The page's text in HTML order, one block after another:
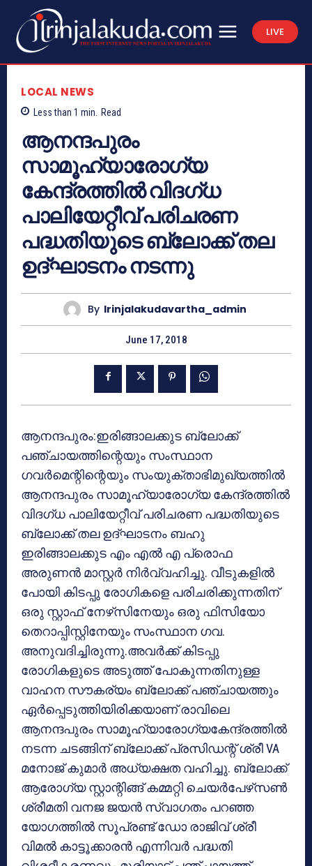
LIVE
LOCAL NEWS
Less than 1 min. Read
ആനന്ദപുരം
സാമൂഹ്യാരോഗ്യ
കേന്ദ്രത്തില്‍ വിദഗ്ധ
പാലിയേറ്റീവ് പരിചരണ
പദ്ധതിയുടെ ബ്ലോക്ക് തല
ഉദ്ഘാടനം നടന്നു
By Irinjalakudavartha_admin
June 17, 2018
ആനന്ദപുരം:ഇരിങ്ങാലക്കുട ബ്ലോക്ക്
പഞ്ചായത്തിന്റെയും സംസ്ഥാന
ഗവര്‍മെന്റിന്റെയും സംയുക്താഭിമുഖ്യത്തില്‍
ആനന്ദപുരം സാമൂഹ്യാരോഗ്യ കേന്ദ്രത്തില്‍
വിദഗ്ധ പാലിയേറ്റീവ് പരിചരണ പദ്ധതിയുടെ
ബ്ലോക്ക് തല ഉദ്ഘാടനം ബഹു
ഇരിങ്ങാലക്കുട എം എല്‍ എ പ്രൊഫ
അരുണന്‍ മാസ്റ്റര്‍ നിര്‍വ്വഹിച്ചു. വീടുകളില്‍
പോയി കിടപ്പു രോഗികളെ പരിചരിക്കുന്നതിന്
ഒരു സ്റ്റാഫ് നേഴ്‌സിനേയും ഒരു ഫിസിയോ
തെറാപ്പിസ്റ്റിനേയും സംസ്ഥാന ഗവ.
അനുവദിച്ചിരുന്നു.അവര്‍ക്ക് കിടപ്പു
രോഗികളുടെ അടുത്ത് പോകുന്നതിനുള്ള
വാഹന സൗകര്യം ബ്ലോക്ക് പഞ്ചായത്തും
ഏര്‍പ്പെടുത്തിയിരിക്കയാണ് രാവിലെ
ആനന്ദപുരം സാമൂഹ്യാരോഗ്യകേന്ദ്രത്തില്‍
നടന്ന ചടങ്ങിന് ബ്ലോക്ക് പ്രസിഡന്റ് ശ്രീ VA
മനോജ് കുമാര്‍ അധ്യക്ഷത വഹിച്ചു. ബ്ലോക്ക്
ആരോഗ്യ സ്റ്റാന്റിങ്ങ് കമ്മറ്റി ചെയര്‍പേഴ്‌സണ്‍
ശ്രീമതി വനജ ജയന്‍ സ്വാഗതം പറഞ്ഞ
യോഗത്തില്‍ സൂപ്രണ്ട് ഡോ രാജിവ് ശ്രീ
വിമല്‍ കാട്ടൂക്കാരന്‍ എന്നിവര്‍ പദ്ധതി